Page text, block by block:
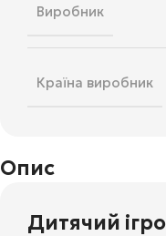
Виробник
Країна виробник
Опис
Дитячий